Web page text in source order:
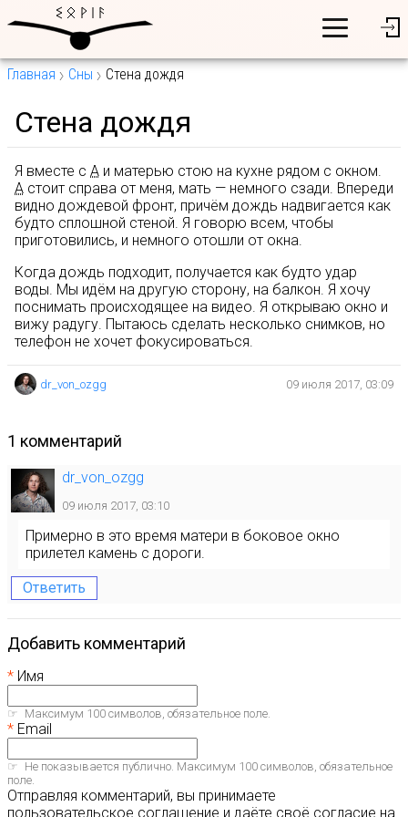
Главная Сны Стена дождя
Стена дождя
Я вместе с А и матерью стою на кухне рядом с окном.
А стоит справа от меня, мать — немного сзади. Впереди
видно дождевой фронт, причём дождь надвигается как
будто сплошной стеной. Я говорю всем, чтобы
приготовились, и немного отошли от окна.
Когда дождь подходит, получается как будто удар
воды. Мы идём на другую сторону, на балкон. Я хочу
поснимать происходящее на видео. Я открываю окно и
вижу радугу. Пытаюсь сделать несколько снимков, но
телефон не хочет фокусироваться.
dr_von_ozgg 09 июля 2017, 03:09
1 комментарий
dr_von_ozgg
09 июля 2017, 03:10
Примерно в это время матери в боковое окно
прилетел камень с дороги.
Ответить
Добавить комментарий
Имя
Максимум 100 символов, обязательное поле.
Email
Не показывается публично. Максимум 100 символов, обязательное
поле.
Отправляя комментарий, вы принимаете
пользовательское соглашение и даёте своё согласие на